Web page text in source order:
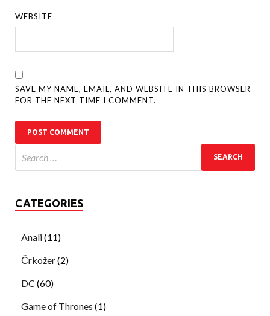
WEBSITE
SAVE MY NAME, EMAIL, AND WEBSITE IN THIS BROWSER
FOR THE NEXT TIME I COMMENT.
CATEGORIES
Anali(11)
Črkožer(2)
DC (60)
Game of Thrones (1)